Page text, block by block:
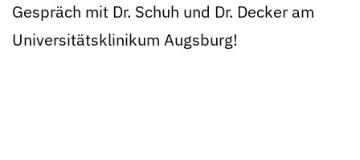
Gespräch mit Dr. Schuh und Dr. Decker am
Universitätsklinikum Augsburg!